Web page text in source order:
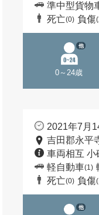
準中型貨物
死亡(0) 負傷
0～24歳
他
2021年7月
吉田郡永平
車両相互 小
軽自動車(1)
死亡(0) 負傷
他